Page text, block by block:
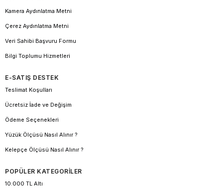
Kamera Aydınlatma Metni
Çerez Aydınlatma Metni
Veri Sahibi Başvuru Formu
Bilgi Toplumu Hizmetleri
E-SATIŞ DESTEK
Teslimat Koşulları
Ücretsiz İade ve Değişim
Ödeme Seçenekleri
Yüzük Ölçüsü Nasıl Alınır ?
Kelepçe Ölçüsü Nasıl Alınır ?
POPÜLER KATEGORİLER
10.000 TL Altı